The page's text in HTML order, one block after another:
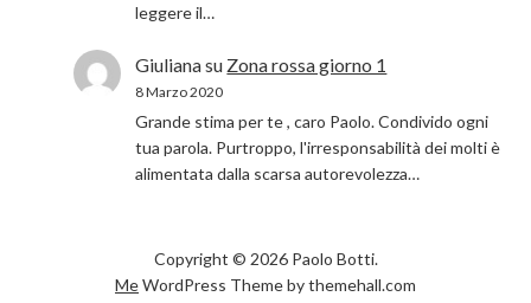
leggere il…
Giulianasu Zona rossa giorno 1
8 Marzo 2020
Grande stima per te , caro Paolo. Condivido ogni
tua parola. Purtroppo, l'irresponsabilità dei molti è
alimentata dalla scarsa autorevolezza…
Copyright © 2026 Paolo Botti.
MeWordPress Theme by themehall.com